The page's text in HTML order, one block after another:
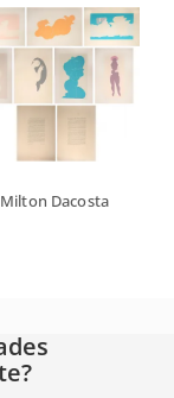
Milton Dacosta